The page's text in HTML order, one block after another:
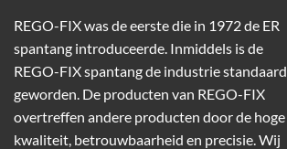
REGO-FIX was de eerste die in 1972 de ER
spantang introduceerde. Inmiddels is de
REGO-FIX spantang de industrie standaard
geworden. De producten van REGO-FIX
overtreffen andere producten door de hoge
kwaliteit, betrouwbaarheid en precisie. Wij